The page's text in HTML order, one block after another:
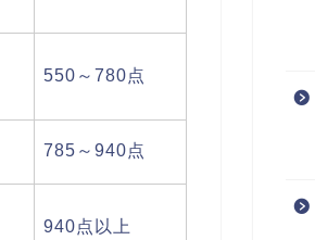
550～780点
785～940点
940点以上